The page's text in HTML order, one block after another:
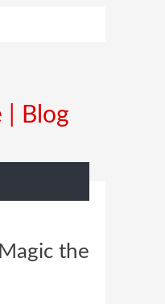
Magic the